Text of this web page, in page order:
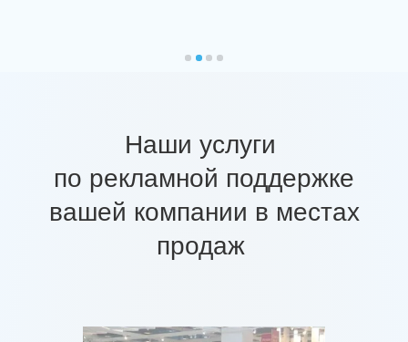
Наши услуги
по рекламной поддержке
вашей компании в местах
продаж